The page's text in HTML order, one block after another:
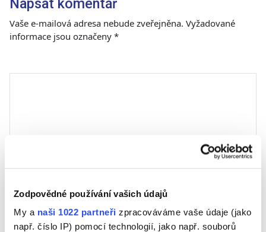
Zodpovědné používání vašich údajů
My a naši 1022 partneři zpracováváme vaše údaje (jako
např. číslo IP) pomocí technologií, jako např. souborů
Napsat komentář
Vaše e-mailová adresa nebude zveřejněna. Vyžadované
informace jsou označeny *
Jméno